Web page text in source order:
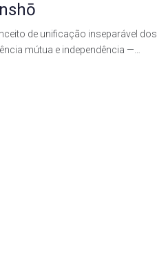
de unificação inseparável dos
mútua e independência —…